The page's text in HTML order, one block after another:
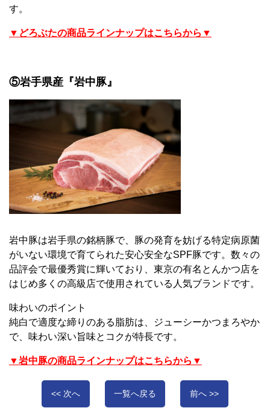
す。
▼どろぶたの商品ラインナップはこちらから▼
⑤岩手県産『岩中豚』
岩中豚は岩手県の銘柄豚で、豚の発育を妨げる特定病原菌
がいない環境で育てられた安心安全なSPF豚です。数々の
品評会で最優秀賞に輝いており、東京の有名とんかつ店を
はじめ多くの高級店で使用されている人気ブランドです。
味わいのポイント
純白で適度な締りのある脂肪は、ジューシーかつまろやか
で、味わい深い旨味とコクが特長です。
▼岩中豚の商品ラインナップはこちらから▼
<< 次へ 一覧へ戻る 前へ >>